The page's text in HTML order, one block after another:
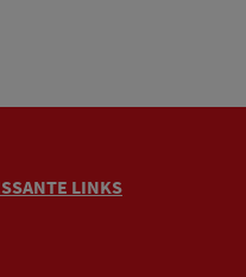
LINKS